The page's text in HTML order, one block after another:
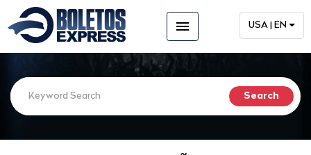
menu USA | EN